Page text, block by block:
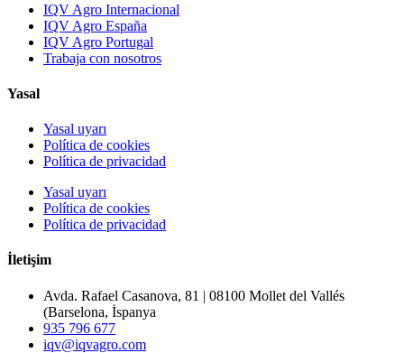
IQV Agro Internacional
IQV Agro España
IQV Agro Portugal
Trabaja con nosotros
Yasal
Yasal uyarı
Política de cookies
Política de privacidad
Yasal uyarı
Política de cookies
Política de privacidad
İletişim
Avda. Rafael Casanova, 81 | 08100 Mollet del Vallés
(Barselona, İspanya
935 796 677
iqv@iqvagro.com